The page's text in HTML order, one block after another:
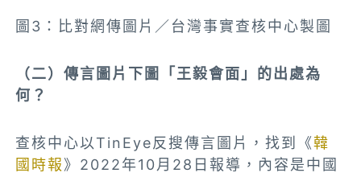
圖3：比對網傳圖片／台灣事實查核中心製圖
（二）傳言圖片下圖「王毅會面」的出處為
何？
查核中心以TinEye反搜傳言圖片，找到《韓
國時報》2022年10月28日報導，內容是中國